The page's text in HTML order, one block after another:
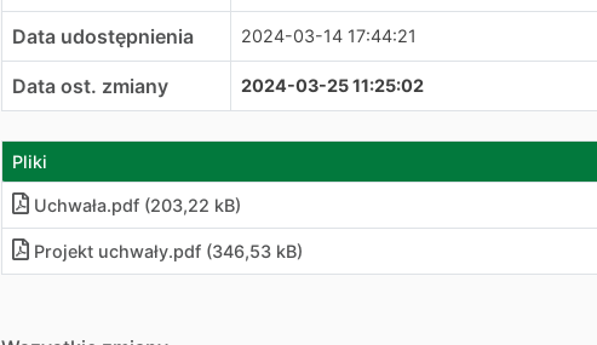
Data udostępnienia 2024-03-14 17:44:21
Data ost. zmiany 2024-03-25 11:25:02
Pliki
Uchwała.pdf (203,22 kB)
Projekt uchwały.pdf (346,53 kB)